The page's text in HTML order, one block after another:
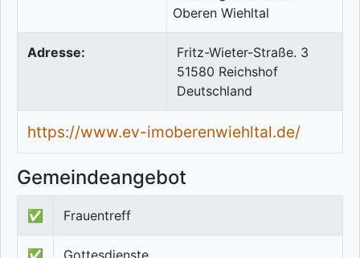
Adresse:
Fritz-Wieter-Straße. 3
51580 Reichshof
Deutschland
https://www.ev-imoberenwiehltal.de/
Gemeindeangebot
✅ Frauentreff